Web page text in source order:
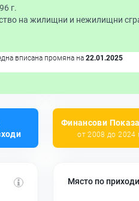
г.
на жилищни и нежилищни
вписана промяна на 22.01.2025
Финансови
от 2008 до 2024
Място по